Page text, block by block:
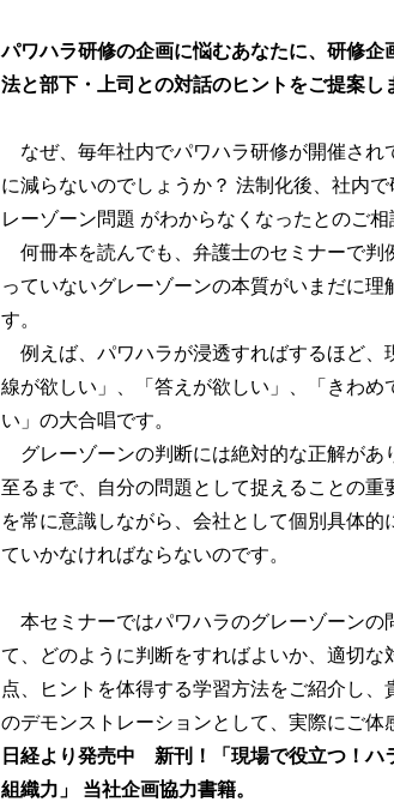
パワハラ研修の企画に悩むあなたに、研修企
法と部下・上司との対話のヒントをご提案し
なぜ、毎年社内でパワハラ研修が開催され
に減らないのでしょうか？ 法制化後、社内
レーゾーン問題 がわからなくなったとのご相
何冊本を読んでも、弁護士のセミナーで判
っていないグレーゾーンの本質がいまだに理
す。
例えば、パワハラが浸透すればするほど、
線が欲しい」、「答えが欲しい」、「きわめ
い」の大合唱です。
グレーゾーンの判断には絶対的な正解があ
至るまで、自分の問題として捉えることの重
を常に意識しながら、会社として個別具体的
ていかなければならないのです。
本セミナーではパワハラのグレーゾーンの
て、どのように判断をすればよいか、適切な
点、ヒントを体得する学習方法をご紹介し
のデモンストレーションとして、実際にご体
日経より発売中 新刊！「現場で役立つ！ハ
組織力」 当社企画協力書籍。